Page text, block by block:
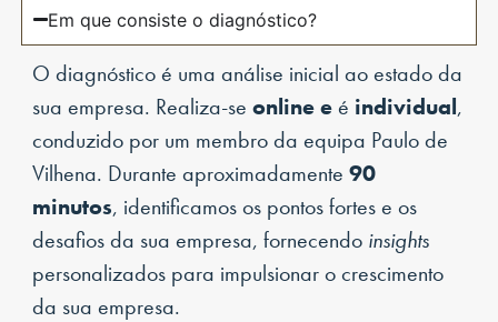
Em que consiste o diagnóstico?
O diagnóstico é uma análise inicial ao estado da
sua empresa. Realiza-se onlineeé individual,
conduzido por um membro da equipa Paulo de
Vilhena. Durante aproximadamente 90
minutos, identificamos os pontos fortes e os
desafios da sua empresa, fornecendo insights
personalizados para impulsionar o crescimento
da sua empresa.